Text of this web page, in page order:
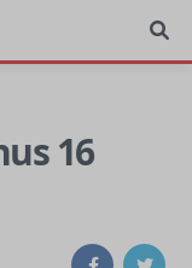
16